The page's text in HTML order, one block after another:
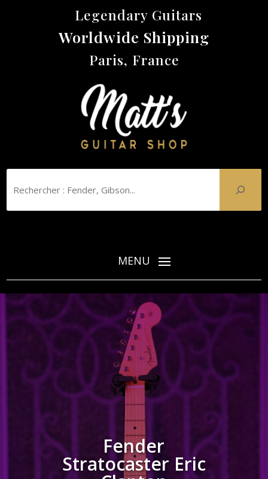
Legendary Guitars
Worldwide Shipping
Paris, France
Fender
Stratocaster Eric